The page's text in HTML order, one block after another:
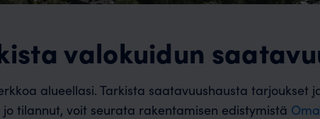
valokuidun
alueellasi. Tarkista saatavuushausta tarjoukset
jo tilannut, voit seurata rakentamisen edistymistä